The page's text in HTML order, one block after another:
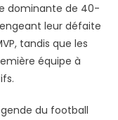
Inter
Miami
Assistent
Au
Lix
dominante de 40-
leur défaite
tandis que les
équipe à
du football